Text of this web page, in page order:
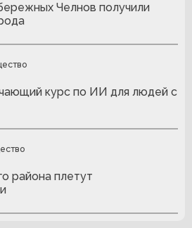
Челнов получили
курс по ИИ для людей с
района плетут